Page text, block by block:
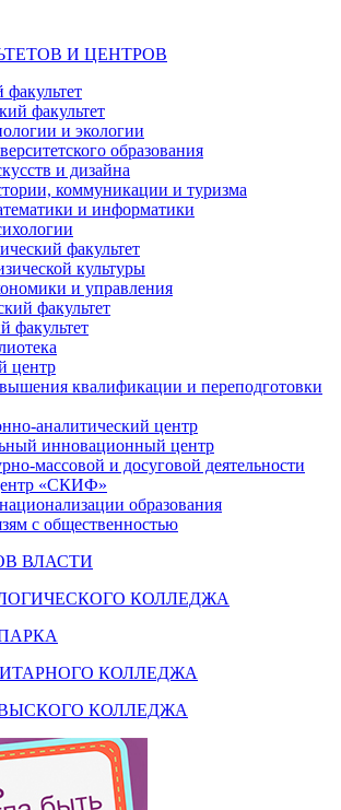
И ЦЕНТРОВ
факультет
и экологии
образования
и дизайна
коммуникации и туризма
и информатики
факультет
культуры
и управления
факультет
факультет
центр
квалификации и переподготовки
аналитический центр
инновационный центр
массовой и досуговой деятельности
«СКИФ»
образования
с общественностью
ВЛАСТИ
КОЛЛЕДЖА
КОЛЛЕДЖА
КОЛЛЕДЖА